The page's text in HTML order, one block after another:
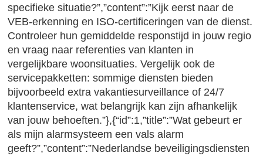
specifieke situatie?”,”content”:”Kijk eerst naar de
VEB-erkenning en ISO-certificeringen van de dienst.
Controleer hun gemiddelde responstijd in jouw regio
en vraag naar referenties van klanten in
vergelijkbare woonsituaties. Vergelijk ook de
servicepakketten: sommige diensten bieden
bijvoorbeeld extra vakantiesurveillance of 24/7
klantenservice, wat belangrijk kan zijn afhankelijk
van jouw behoeften.”},{“id”:1,”title”:”Wat gebeurt er
als mijn alarmsysteem een vals alarm
geeft?”,”content”:”Nederlandse beveiligingsdiensten